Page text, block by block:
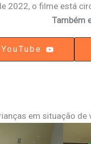
2022, o filme está
Também
YouTube
em situação